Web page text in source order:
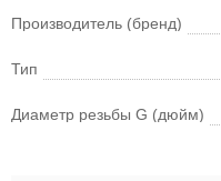
Производитель (бренд)
Тип
Диаметр резьбы G (дюйм)